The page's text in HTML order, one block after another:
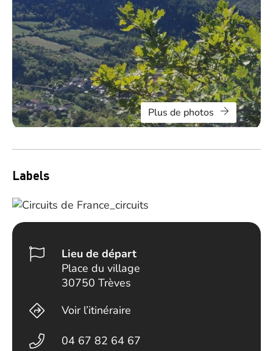
Plus de photos
Labels
Lieu de départ
Place du village
30750 Trèves
Voir l’itinéraire
04 67 82 64 67